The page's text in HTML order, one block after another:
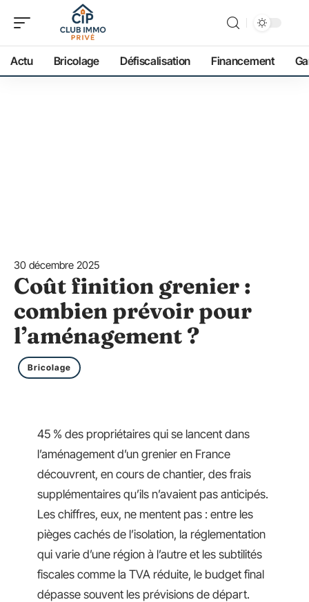
Actu Bricolage Défiscalisation Financement
30 décembre 2025
Coût finition grenier :
combien prévoir pour
l’aménagement ?
Bricolage
45 % des propriétaires qui se lancent dans
l’aménagement d’un grenier en France
découvrent, en cours de chantier, des frais
supplémentaires qu’ils n’avaient pas anticipés.
Les chiffres, eux, ne mentent pas : entre les
pièges cachés de l’isolation, la réglementation
qui varie d’une région à l’autre et les subtilités
fiscales comme la TVA réduite, le budget final
dépasse souvent les prévisions de départ.